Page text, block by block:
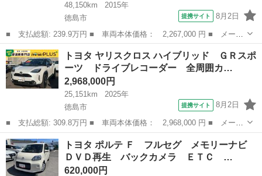
48,150km
2015年
徳島市
提携サイト 8月2日
■ 支払総額: 239.9万円 ■ 車両本体価格： 2,267,000 円 ■ メーカ
ー名： トヨタ ■ 車種名： アルファード ■ グレード名： ２．
５Ｘ 両側電動ドア 純正ＳＤナビ 後席モニター バックカメラ
ドラレコ...
徳島 徳島市 アルファード
トヨタ ヤリスクロス ハイブリッド ＧＲスポ
ーツ ドライブレコーダー 全周囲カ…
2,968,000円
25,151km
2025年
徳島市
提携サイト 8月2日
■ 支払総額: 309.8万円 ■ 車両本体価格： 2,968,000 円 ■ メーカ
ー名： トヨタ ■ 車種名： ヤリスクロス ■ グレード名： ハイ
ブリッド ＧＲスポーツ ドライブレコーダー 全周囲カメラ クリ
アランス...
徳島 徳島市 トヨタ
トヨタ ポルテ Ｆ フルセグ メモリーナビ
ＤＶＤ再生 バックカメラ ＥＴＣ …
620,000円